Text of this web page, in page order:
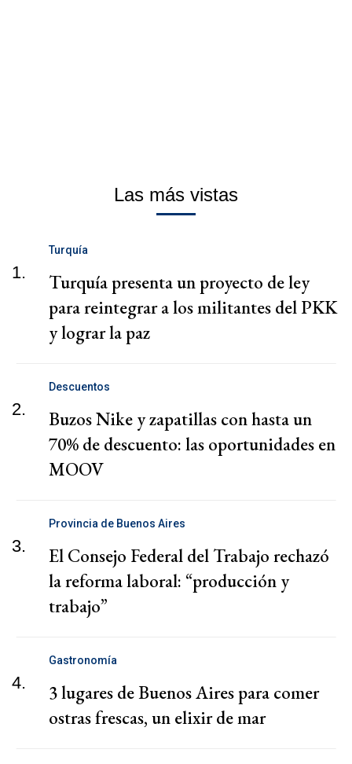
Las más vistas
1.
Turquía
Turquía presenta un proyecto de ley
para reintegrar a los militantes del PKK
y lograr la paz
2.
Descuentos
Buzos Nike y zapatillas con hasta un
70% de descuento: las oportunidades en
MOOV
3.
Provincia de Buenos Aires
El Consejo Federal del Trabajo rechazó
la reforma laboral: “producción y
trabajo”
4.
Gastronomía
3 lugares de Buenos Aires para comer
ostras frescas, un elixir de mar